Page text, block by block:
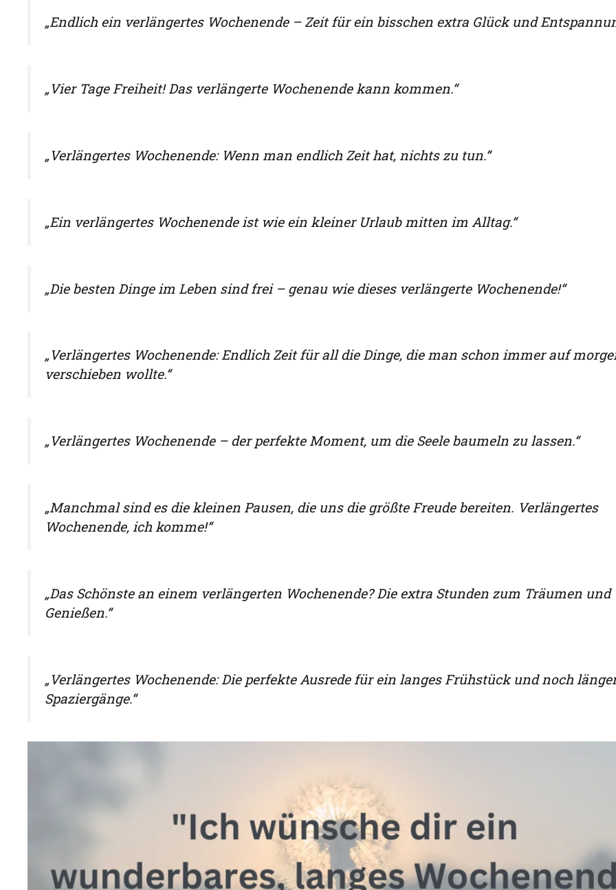
„Endlich ein verlängertes Wochenende – Zeit für ein bisschen extra Glück und
„Vier Tage Freiheit! Das verlängerte Wochenende kann kommen.“
„Verlängertes Wochenende: Wenn man endlich Zeit hat, nichts zu tun.“
„Ein verlängertes Wochenende ist wie ein kleiner Urlaub mitten im Alltag.“
„Die besten Dinge im Leben sind frei – genau wie dieses verlängerte Wochenende!“
„Verlängertes Wochenende: Endlich Zeit für all die Dinge, die man schon immer auf
verschieben wollte.“
„Verlängertes Wochenende – der perfekte Moment, um die Seele baumeln zu lassen.“
„Manchmal sind es die kleinen Pausen, die uns die größte Freude bereiten. Verlängertes
Wochenende, ich komme!“
„Das Schönste an einem verlängerten Wochenende? Die extra Stunden zum Träumen und
Genießen.“
„Verlängertes Wochenende: Die perfekte Ausrede für ein langes Frühstück und noch
Spaziergänge.“